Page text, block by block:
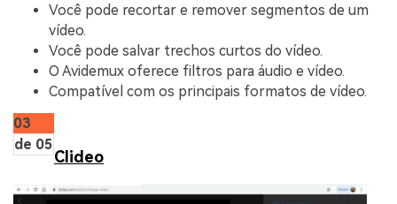
Você pode recortar e remover segmentos de um
vídeo.
Você pode salvar trechos curtos do vídeo.
O Avidemux oferece filtros para áudio e vídeo.
Compatível com os principais formatos de vídeo.
03
de 05
Clideo